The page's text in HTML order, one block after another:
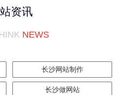
资讯
NEWS
长沙网站制作
长沙做网站